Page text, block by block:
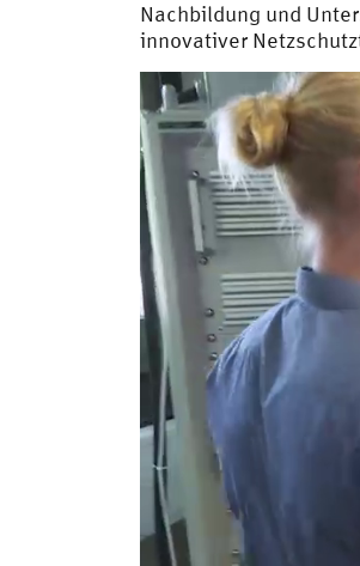
Nachbildung und
innovativer